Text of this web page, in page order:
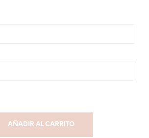
AÑADIR AL CARRITO